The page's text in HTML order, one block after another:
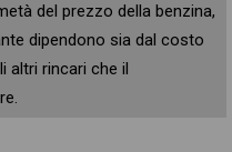
del prezzo della benzina,
dipendono sia dal costo
altri rincari che il